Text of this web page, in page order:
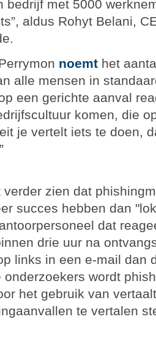
bedrijf met 5000
aldus Rohyt Belani,
noemthet
alle mensen in
een gerichte aanval
komen, die
je vertelt iets te doen,
zien dat
succes hebben dan
dat
drie uur na
links in een e-mail dan
onderzoekers wordt
het gebruik van
te vertalen